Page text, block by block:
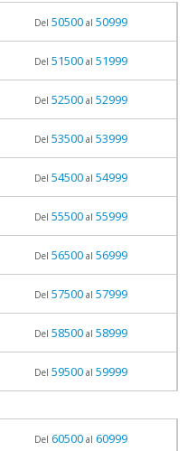
Del 50500al 50999
Del 51500al 51999
Del 52500al 52999
Del 53500al 53999
Del 54500al 54999
Del 55500al 55999
Del 56500al 56999
Del 57500al 57999
Del 58500al 58999
Del 59500al 59999
Del 60500al 60999